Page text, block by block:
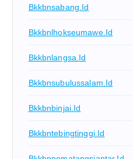
Bkkbnsabang.id
Bkkbnlhokseumawe.id
Bkkbnlangsa.id
Bkkbnsubulussalam.id
Bkkbnbinjai.id
Bkkbntebingtinggi.id